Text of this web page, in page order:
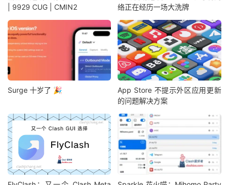
| 9929 CUG | CMIN2
络正在经历一场大洗牌
Surge 十岁了 🎉
App Store 不提示外区应用更新
的问题解决方案